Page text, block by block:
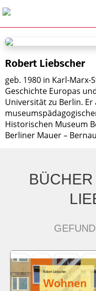
Robert Liebscher
geb. 1980 in Karl-
Geschichte Europas
Universität zu Berlin.
Historischen Museum
Berliner Mauer –